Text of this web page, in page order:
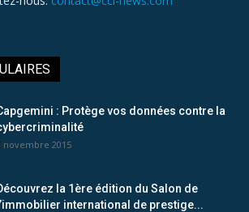
: Protège vos données contre la
novembre 2015
la 1ère édition du Salon de
l’immobilier international de prestige...